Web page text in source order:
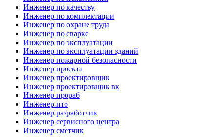
Инженер по качеству
Инженер по комплектации
Инженер по охране труда
Инженер по сварке
Инженер по эксплуатации
Инженер по эксплуатации зданий
Инженер пожарной безопасности
Инженер проекта
Инженер проектировщик
Инженер проектировщик вк
Инженер прораб
Инженер пто
Инженер разработчик
Инженер сервисного центра
Инженер сметчик